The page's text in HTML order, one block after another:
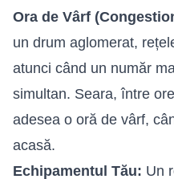
Ora de Vârf
un drum aglomerat,
atunci când un număr
simultan. Seara, între
adesea o oră de vârf,
acasă.
Echipamentul Tău: Un